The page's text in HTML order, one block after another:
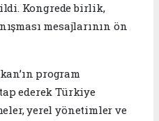
Kongrede birlik,
mesajlarının ön
program
ederek Türkiye
yerel yönetimler ve